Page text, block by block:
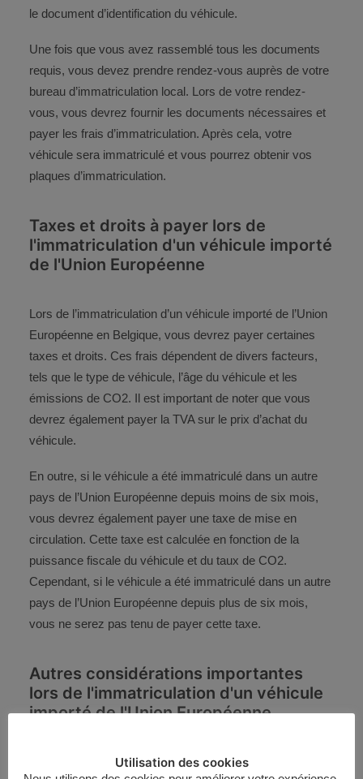
le document d’identification du véhicule.
Une fois que vous avez rassemblé tous les documents
requis, vous devez prendre rendez-vous auprès de votre
bureau d’immatriculation local. Lors de votre rendez-
vous, vous devrez fournir les documents nécessaires et
payer les frais d’immatriculation. Après cela, votre
véhicule sera immatriculé et vous pourrez obtenir vos
plaques d’immatriculation.
Taxes et droits à payer lors de
l'immatriculation d'un véhicule importé
de l'Union Européenne
Lors de l’immatriculation d’un véhicule importé de l’Union
Européenne en Belgique, vous devrez payer certaines
taxes et droits. Ces frais dépendent de divers facteurs,
tels que le type de véhicule, l’âge du véhicule et les
émissions de CO2. Il est important de noter que vous
devrez également payer la TVA sur le prix d’achat du
véhicule.
En outre, si le véhicule a été immatriculé dans un autre
pays de l’Union Européenne depuis moins de six mois,
vous devrez également payer une taxe de mise en
circulation. Cette taxe est calculée en fonction de la
puissance fiscale du véhicule et du taux de CO2.
Cependant, si le véhicule a été immatriculé dans un autre
pays de l’Union Européenne depuis plus de six mois,
vous ne serez pas tenu de payer cette taxe.
Autres considérations importantes
lors de l'immatriculation d'un véhicule
importé de l'Union Européenne
Il est important de noter que l’immatriculation d’un
Utilisation des cookies